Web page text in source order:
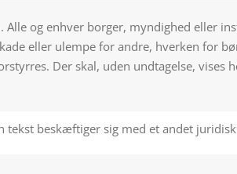
Alle og enhver borger, myndighed eller
eller ulempe for andre, hverken for
Der skal, uden undtagelse, vises
tekst beskæftiger sig med et andet